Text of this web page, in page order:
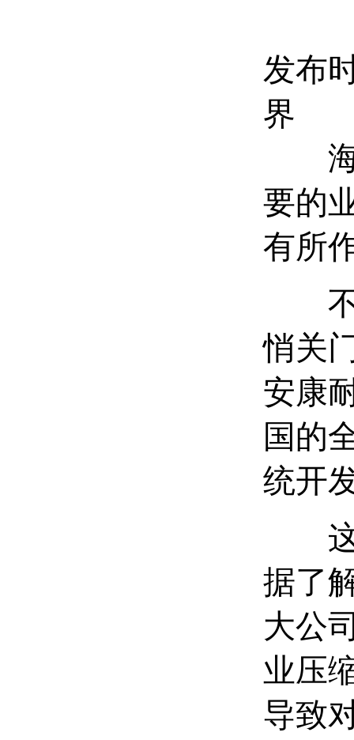
发布
界
海
要的
有所
不
悄关
安康
国的
统开
这
据了
大公
业压
导致